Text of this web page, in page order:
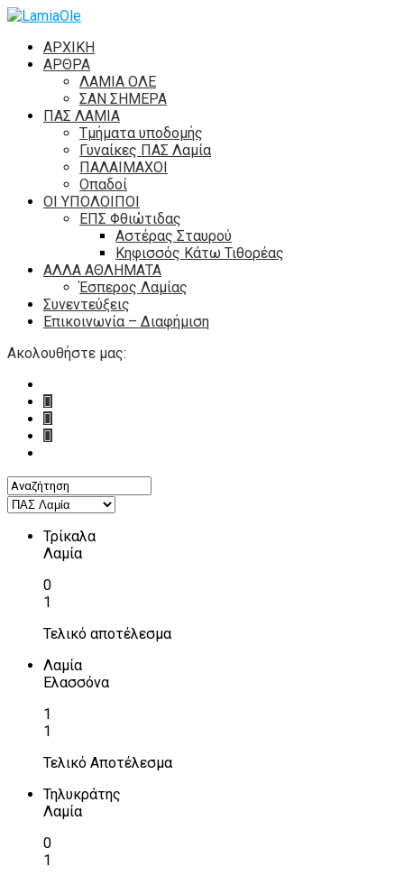
ΑΡΧΙΚΗ
ΑΡΘΡΑ
ΛΑΜΙΑ ΟΛΕ
ΣΑΝ ΣΗΜΕΡΑ
ΠΑΣ ΛΑΜΙΑ
Τμήματα υποδομής
Γυναίκες ΠΑΣ Λαμία
ΠΑΛΑΙΜΑΧΟΙ
Οπαδοί
ΟΙ ΥΠΟΛΟΙΠΟΙ
ΕΠΣ Φθιώτιδας
Αστέρας Σταυρού
Κηφισσός Κάτω Τιθορέας
ΑΛΛΑ ΑΘΛΗΜΑΤΑ
Έσπερος Λαμίας
Συνεντεύξεις
Επικοινωνία – Διαφήμιση
Ακολουθήστε μας:
Τρίκαλα
Λαμία
0
1
Τελικό αποτέλεσμα
Λαμία
Ελασσόνα
1
1
Τελικό Αποτέλεσμα
Τηλυκράτης
Λαμία
0
1